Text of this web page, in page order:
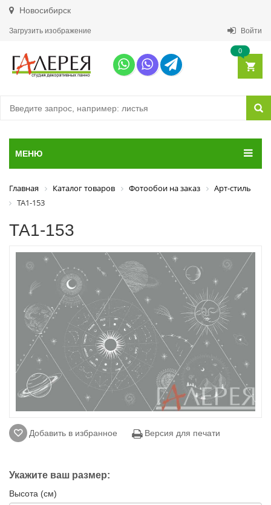
Новосибирск
Загрузить изображение Войти
0
МЕНЮ
Главная Каталог товаров Фотообои на заказ
Арт-стиль
ТА1-153
ТА1-153
Добавить в избранное Версия для печати
Укажите ваш размер:
Высота (см)